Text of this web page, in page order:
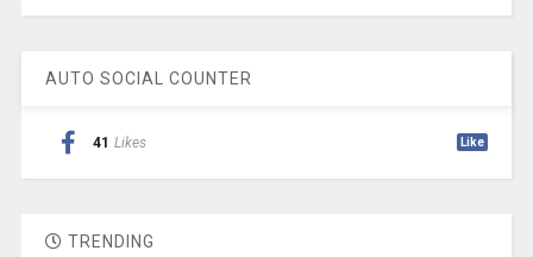
AUTO SOCIAL COUNTER
41 Likes Like
TRENDING